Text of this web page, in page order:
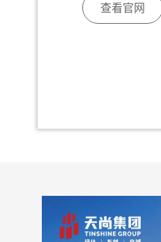
查看官网